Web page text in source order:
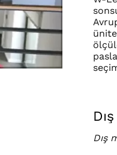
Dış